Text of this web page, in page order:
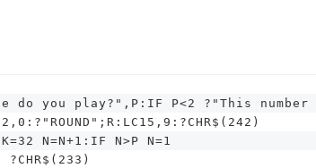
do you play?",P:IF P<2 ?"This number
N=N+1:IF N>P N=1